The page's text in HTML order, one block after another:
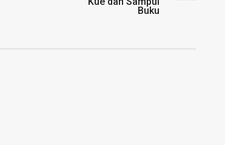
Buku